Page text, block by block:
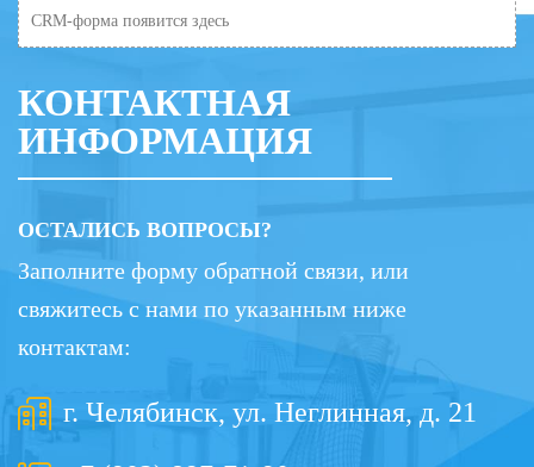
CRM-форма появится здесь
КОНТАКТНАЯ
ИНФОРМАЦИЯ
ОСТАЛИСЬ ВОПРОСЫ?
Заполните форму обратной связи, или
свяжитесь с нами по указанным ниже
контактам:
г. Челябинск, ул. Неглинная, д. 21